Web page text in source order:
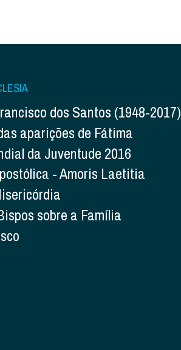
dos Santos (1948-2017)
aparições de Fátima
da Juventude 2016
- Amoris Laetitia
sobre a Família